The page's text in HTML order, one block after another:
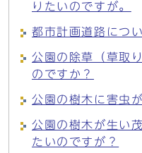
りたいのですが。
都市計画道路につ
公園の除草（草取
のですか？
公園の樹木に害虫
公園の樹木が生い
たいのですが？